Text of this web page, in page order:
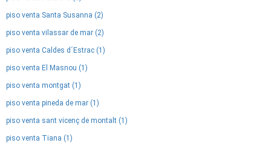
piso venta Santa Susanna (2)
piso venta vilassar de mar (2)
piso venta Caldes d´Estrac (1)
piso venta El Masnou (1)
piso venta montgat (1)
piso venta pineda de mar (1)
piso venta sant vicenç de montalt (1)
piso venta Tiana (1)